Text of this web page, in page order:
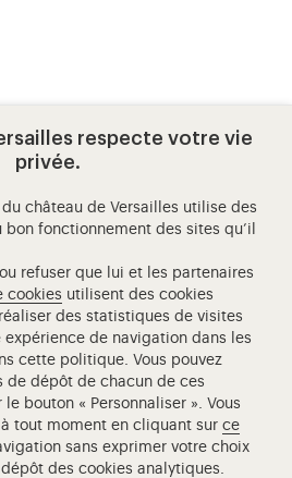
respecte votre vie
privée.
château de Versailles utilise des
fonctionnement des sites qu’il
refuser que lui et les partenaires
cookies utilisent des cookies
des statistiques de visites
de navigation dans les
cette politique. Vous pouvez
de dépôt de chacun de ces
bouton « Personnaliser ». Vous
à tout moment en cliquant surce
sans exprimer votre choix
des cookies analytiques.